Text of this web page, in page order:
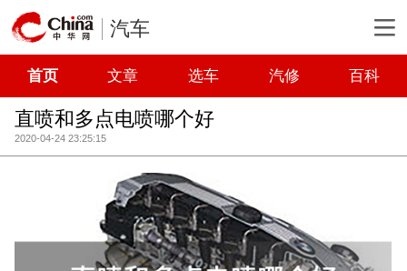
汽车
首页 文章 选车 汽修 百科
直喷和多点电喷哪个好
2020-04-24 23:25:15